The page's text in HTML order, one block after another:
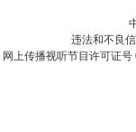
违法和不良
网上传播视听节目许可证号